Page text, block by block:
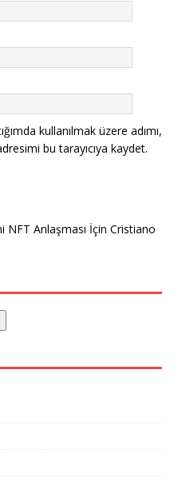
kullanılmak üzere adımı,
bu tarayıcıya kaydet.
NFT Anlaşması İçin Cristiano